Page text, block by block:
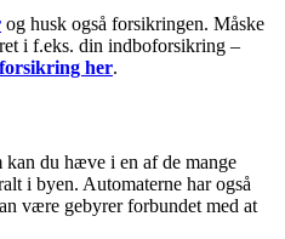
og husk også forsikringen. Måske
i f.eks. din indboforsikring –
her.
du hæve i en af de mange
i byen. Automaterne har også
være gebyrer forbundet med at